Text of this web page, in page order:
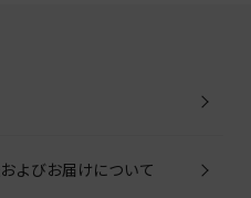
よびお届けについて